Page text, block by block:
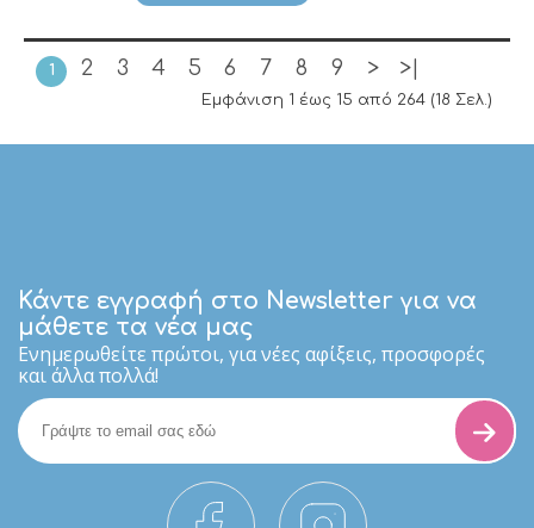
1 2 3 4 5 6 7 8 9 > >|
Εμφάνιση 1 έως 15 από 264 (18 Σελ.)
Κάντε εγγραφή στο Newsletter για να
μάθετε τα νέα μας
Eνημερωθείτε πρώτοι, για νέες αφίξεις, προσφορές
και άλλα πολλά!